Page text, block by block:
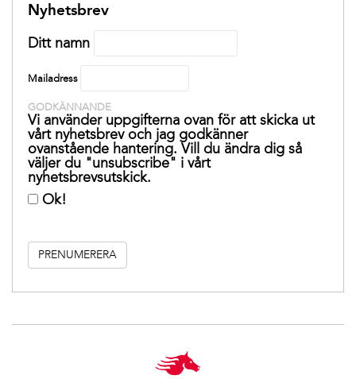
Nyhetsbrev
Ditt namn
Mailadress
GODKÄNNANDE
Vi använder uppgifterna ovan för att skicka ut
vårt nyhetsbrev och jag godkänner
ovanstående hantering. Vill du ändra dig så
väljer du "unsubscribe" i vårt
nyhetsbrevsutskick.
Ok!